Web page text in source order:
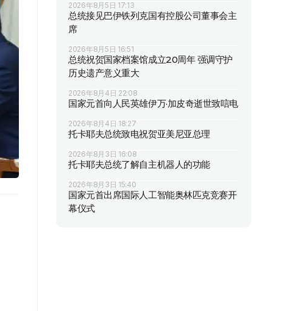
2026年8月5日 17:13
总统接见巴伊铁列克国有控股公司董事会主
席
2026年8月5日 16:51
总统祝贺国家档案馆成立20周年 强调守护
历史遗产意义重大
2026年8月4日 22:08
国家元首向人民英雄伊万·加皮奇逝世致唁电
2026年8月4日 18:27
托卡耶夫总统致电祝贺亚美尼亚总理
2026年8月3日 16:08
托卡耶夫总统了解自主机器人的功能
2026年8月3日 15:40
国家元首出席国际人工智能奥林匹克竞赛开
幕仪式